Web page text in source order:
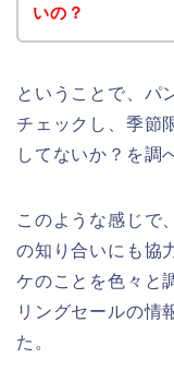
いの？
ということで、パ
チェックし、季節
してないか？を調
このような感じで
の知り合いにも協
ケのことを色々と
リングセールの情
た。